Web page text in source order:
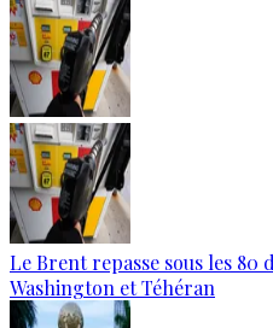
Le Brent repasse sous les
Washington et Téhéran